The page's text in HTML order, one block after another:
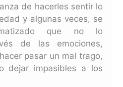
de hacerles sentir lo
y algunas veces, se
que no lo
de las emociones,
pasar un mal trago,
dejar impasibles a los